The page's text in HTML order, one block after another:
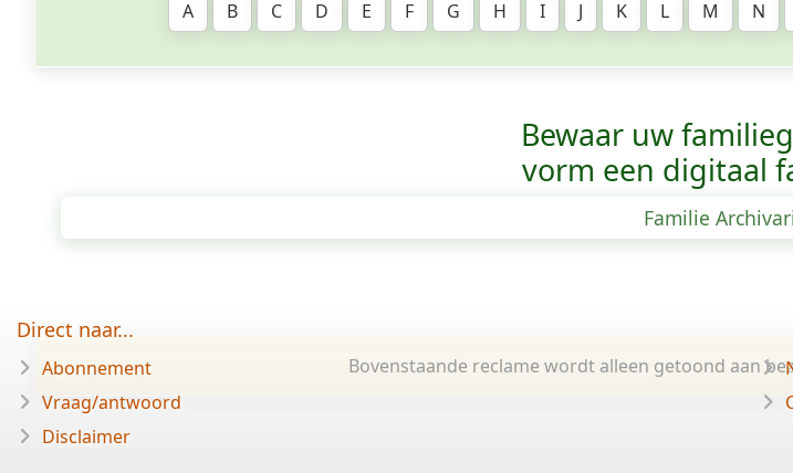
A
B C D E F G H I J K L M N
Bewaar uw
vorm een digitaal
Familie
Bovenstaande reclame wordt alleen getoond aan
Direct naar...
Abonnement
Vraag/antwoord
Disclaimer